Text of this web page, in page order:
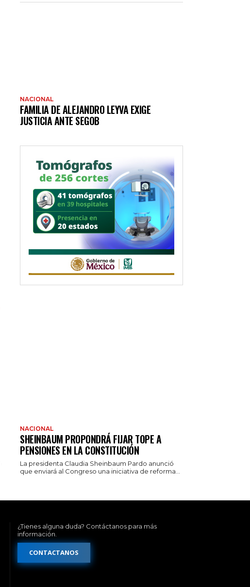
NACIONAL
FAMILIA DE ALEJANDRO LEYVA EXIGE
JUSTICIA ANTE SEGOB
NACIONAL
SHEINBAUM PROPONDRÁ FIJAR TOPE A
PENSIONES EN LA CONSTITUCIÓN
La presidenta Claudia Sheinbaum Pardo anunció
que enviará al Congreso una iniciativa de reforma...
¿Tienes alguna duda? Contáctanos para más
información.
CONTACTANOS